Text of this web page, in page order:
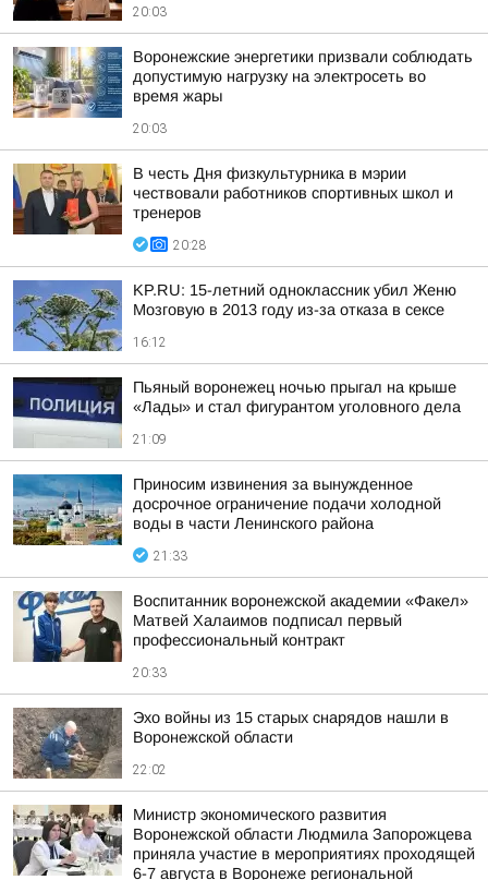
20:03
Воронежские энергетики призвали соблюдать
допустимую нагрузку на электросеть во
время жары
20:03
В честь Дня физкультурника в мэрии
чествовали работников спортивных школ и
тренеров
20:28
KP.RU: 15-летний одноклассник убил Женю
Мозговую в 2013 году из-за отказа в сексе
16:12
Пьяный воронежец ночью прыгал на крыше
«Лады» и стал фигурантом уголовного дела
21:09
Приносим извинения за вынужденное
досрочное ограничение подачи холодной
воды в части Ленинского района
21:33
Воспитанник воронежской академии «Факел»
Матвей Халаимов подписал первый
профессиональный контракт
20:33
Эхо войны из 15 старых снарядов нашли в
Воронежской области
22:02
Министр экономического развития
Воронежской области Людмила Запорожцева
приняла участие в мероприятиях проходящей
6-7 августа в Воронеже региональной